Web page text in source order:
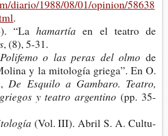
diario/1988/08/01/opinion/58638
.
“La hamartía en el tea­tro de
, (8), 5-31.
Poli­fe­mo o las peras del olmo de
y la mito­lo­gía grie­ga”. En O.
De Esqui­lo a Gam­ba­ro. Tea­tro,
y tea­tro argentino(pp. 35-
(Vol. III). Abril S. A. Cul­tu­